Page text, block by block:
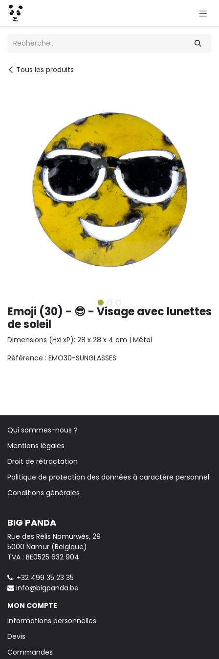
Se rendre au contenu
Tous les produits
Emoji (30) - 😎 - Visage avec lunettes
de soleil
Dimensions (HxLxP): 28 x 28 x 4 cm | Métal
Référence : EMO30-SUNGLASSES
Qui sommes-nous ?
Mentions légales
Droit de rétractation
Politique de protection des données à caractère personnel
Conditions générales
BIG PANDA
Rue des Rèlis Namurwès, 29
5000 Namur (Belgique)
TVA : BE0525 632 904
+32 499 35 23 35
info@bigpanda.be
MON COMPTE
Informations personnelles
Devis
Commandes